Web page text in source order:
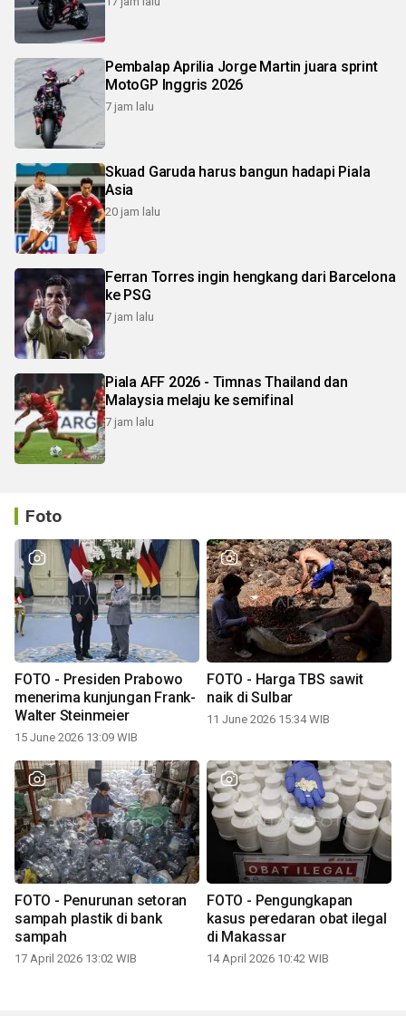
Pembalap Aprilia Jorge Martin juara sprint
MotoGP Inggris 2026
7 jam lalu
Skuad Garuda harus bangun hadapi Piala
Asia
20 jam lalu
Ferran Torres ingin hengkang dari Barcelona
ke PSG
7 jam lalu
Piala AFF 2026 - Timnas Thailand dan
Malaysia melaju ke semifinal
7 jam lalu
Foto
FOTO - Presiden Prabowo
menerima kunjungan Frank-
Walter Steinmeier
15 June 2026 13:09 WIB
FOTO - Harga TBS sawit
naik di Sulbar
11 June 2026 15:34 WIB
FOTO - Penurunan setoran
sampah plastik di bank
sampah
17 April 2026 13:02 WIB
FOTO - Pengungkapan
kasus peredaran obat ilegal
di Makassar
14 April 2026 10:42 WIB